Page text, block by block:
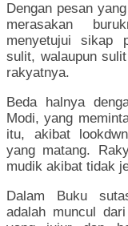
Dengan pesan
merasakan
menyetujui sikap
sulit, walaupun
rakyatnya.
Beda halnya
Modi, yang
itu, akibat
yang matang.
mudik akibat tidak
Dalam Buku
adalah muncul